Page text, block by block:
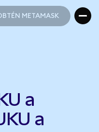
METAMASK
a
a